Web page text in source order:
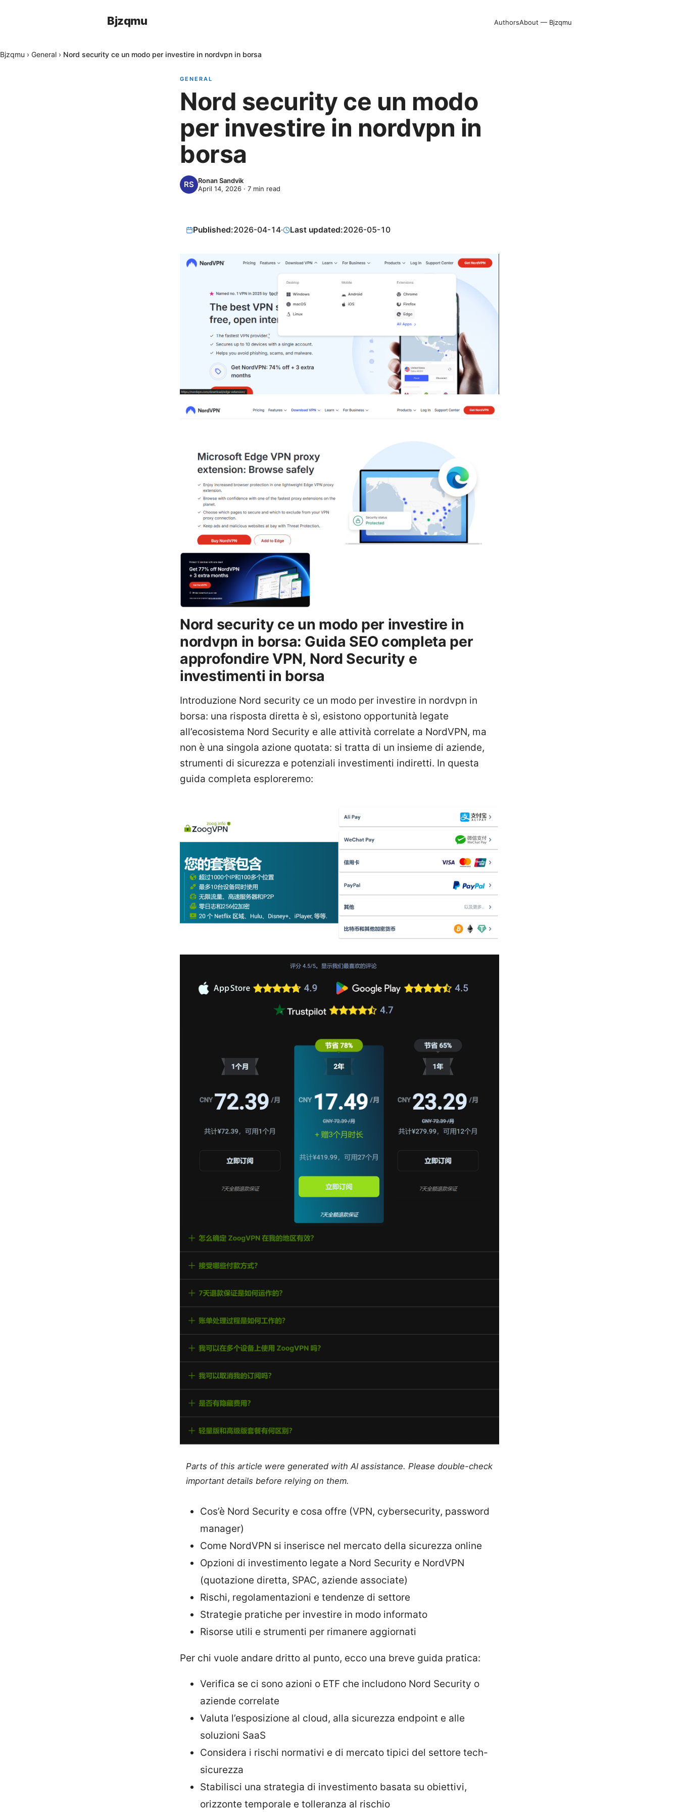
Bjzqmu AuthorsAbout — Bjzqmu
Bjzqmu › General › Nord security ce un modo per investire in nordvpn in borsa
GENERAL
Nord security ce un modo
per investire in nordvpn in
borsa
Ronan Sandvik
April 14, 2026 · 7 min read
Published:2026-04-14· Last updated:2026-05-10
Nord security ce un modo per investire in
nordvpn in borsa: Guida SEO completa per
approfondire VPN, Nord Security e
investimenti in borsa
Introduzione Nord security ce un modo per investire in nordvpn in
borsa: una risposta diretta è sì, esistono opportunità legate
all’ecosistema Nord Security e alle attività correlate a NordVPN, ma
non è una singola azione quotata: si tratta di un insieme di aziende,
strumenti di sicurezza e potenziali investimenti indiretti. In questa
guida completa esploreremo:
Parts of this article were generated with AI assistance. Please double-check
important details before relying on them.
Cos’è Nord Security e cosa offre (VPN, cybersecurity, password
manager)
Come NordVPN si inserisce nel mercato della sicurezza online
Opzioni di investimento legate a Nord Security e NordVPN
(quotazione diretta, SPAC, aziende associate)
Rischi, regolamentazioni e tendenze di settore
Strategie pratiche per investire in modo informato
Risorse utili e strumenti per rimanere aggiornati
Per chi vuole andare dritto al punto, ecco una breve guida pratica:
Verifica se ci sono azioni o ETF che includono Nord Security o
aziende correlate
Valuta l’esposizione al cloud, alla sicurezza endpoint e alle
soluzioni SaaS
Considera i rischi normativi e di mercato tipici del settore tech-
sicurezza
Stabilisci una strategia di investimento basata su obiettivi,
orizzonte temporale e tolleranza al rischio